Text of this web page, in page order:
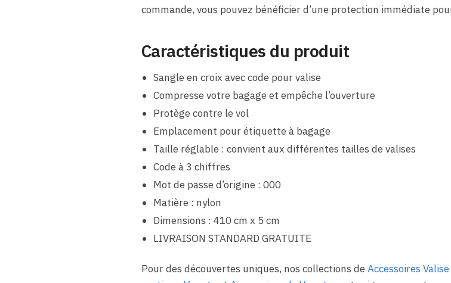
commande, vous pouvez bénéficier d’une protection immédiate
Caractéristiques du produit
Sangle en croix avec code pour valise
Compresse votre bagage et empêche l’ouverture
Protège contre le vol
Emplacement pour étiquette à bagage
Taille réglable : convient aux différentes tailles de valises
Code à 3 chiffres
Mot de passe d’origine : 000
Matière : nylon
Dimensions : 410 cm x 5 cm
LIVRAISON STANDARD GRATUITE
Pour des découvertes uniques, nos collections deAccessoires